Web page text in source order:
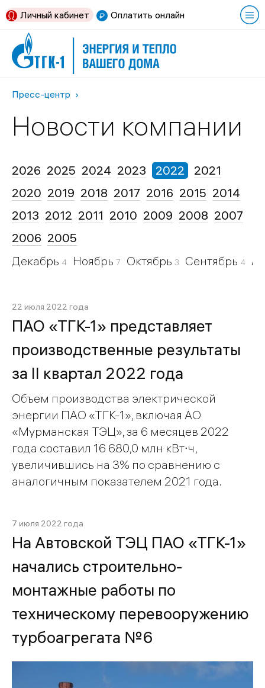
Оплатить онлайн
Личный кабинет
Пресс-центр
Новости компании
2026 2025 2024 2023 2022
Декабрь 4 Ноябрь 7 Октябрь 3 Сентябрь 4
2021
2020 2019 2018 2017 2016 2015 2014
2013 2012 2011 2010 2009 2008 2007
2006 2005
22 июля 2022 года
ПАО «ТГК-1» представляет
производственные результаты
за II квартал 2022 года
Объем производства электрической
энергии ПАО «ТГК-1», включая АО
«Мурманская ТЭЦ», за 6 месяцев 2022
года составил 16 680,0 млн кВт∙ч,
увеличившись на 3% по сравнению с
аналогичным показателем 2021 года.
7 июля 2022 года
На Автовской ТЭЦ ПАО «ТГК-1»
начались строительно-
монтажные работы по
техническому перевооружению
турбоагрегата №6